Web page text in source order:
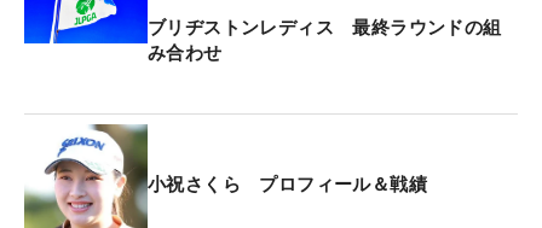
ンドも開始。しっかりと準備を整え、本番に臨める
スケジュールを組んだ。クラブ面でもバンスを削っ
昨年「TFCC損傷」で手術を受けた左手首も、不安は
ない。
ペンシルベニア州のランカスターCCで行われた
ブリヂストンレディス 最終ラウンドの組
み合わせ
小祝さくら プロフィール＆戦績